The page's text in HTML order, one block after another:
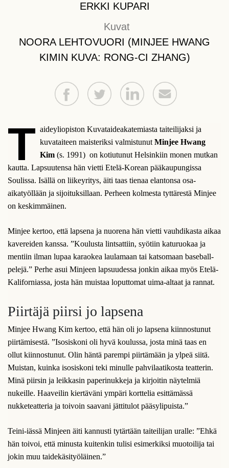
ERKKI KUPARI
Kuvat
NOORA LEHTOVUORI (MINJEE HWANG
KIMIN KUVA: RONG-CI ZHANG)
T aideyliopiston Kuvataideakatemiasta taiteilijaksi ja
kuvataiteen maisteriksi valmistunut Minjee Hwang
Kim (s. 1991) on kotiutunut Helsinkiin monen mutkan
kautta. Lapsuutensa hän vietti Etelä-Korean pääkaupungissa
Soulissa. Isällä on liikeyritys, äiti taas tienaa elantonsa osa-
aikatyöllään ja sijoituksillaan. Perheen kolmesta tyttärestä Minjee
on keskimmäinen.
Minjee kertoo, että lapsena ja nuorena hän vietti vauhdikasta aikaa
kavereiden kanssa. ”Koulusta lintsattiin, syötiin katuruokaa ja
mentiin ilman lupaa karaokea laulamaan tai katsomaan baseball-
pelejä.” Perhe asui Minjeen lapsuudessa jonkin aikaa myös Etelä-
Kaliforniassa, josta hän muistaa loputtomat uima-altaat ja rannat.
Piirtäjä piirsi jo lapsena
Minjee Hwang Kim kertoo, että hän oli jo lapsena kiinnostunut
piirtämisestä. ”Isosiskoni oli hyvä koulussa, josta minä taas en
ollut kiinnostunut. Olin häntä parempi piirtämään ja ylpeä siitä.
Muistan, kuinka isosiskoni teki minulle pahvilaatikosta teatterin.
Minä piirsin ja leikkasin paperinukkeja ja kirjoitin näytelmiä
nukeille. Haaveilin kiertäväni ympäri korttelia esittämässä
nukketeatteria ja toivoin saavani jättitulot pääsylipuista.”
Teini-iässä Minjeen äiti kannusti tytärtään taiteilijan uralle: ”Ehkä
hän toivoi, että minusta kuitenkin tulisi esimerkiksi muotoilija tai
jokin muu taidekäsityöläinen.”